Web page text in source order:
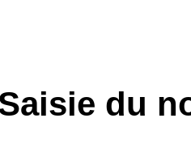
du